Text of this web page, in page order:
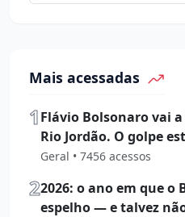
Mais acessadas
1Flávio Bolsonaro vai
Rio Jordão. O golpe
Geral • 7456 acessos
22026: o ano em que o
espelho — e talvez